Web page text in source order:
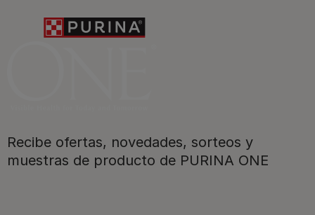
Registrarme ahora​
Recibe ofertas, novedades, sorteos y
muestras de producto de PURINA ONE